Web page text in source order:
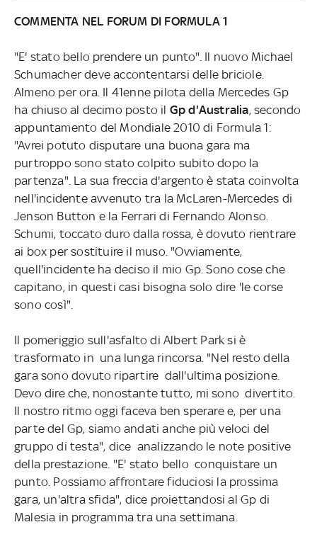
COMMENTA NEL FORUM DI FORMULA 1
"E' stato bello prendere un punto". Il nuovo Michael
Schumacher deve accontentarsi delle briciole.
Almeno per ora. Il 41enne pilota della Mercedes Gp
ha chiuso al decimo posto il Gp d'Australia, secondo
appuntamento del Mondiale 2010 di Formula 1:
"Avrei potuto disputare una buona gara ma
purtroppo sono stato colpito subito dopo la
partenza". La sua freccia d'argento è stata coinvolta
nell'incidente avvenuto tra la McLaren-Mercedes di
Jenson Button e la Ferrari di Fernando Alonso.
Schumi, toccato duro dalla rossa, è dovuto rientrare
ai box per sostituire il muso. "Ovviamente,
quell'incidente ha deciso il mio Gp. Sono cose che
capitano, in questi casi bisogna solo dire 'le corse
sono così".
Il pomeriggio sull'asfalto di Albert Park si è
trasformato in una lunga rincorsa. "Nel resto della
gara sono dovuto ripartire dall'ultima posizione.
Devo dire che, nonostante tutto, mi sono divertito.
Il nostro ritmo oggi faceva ben sperare e, per una
parte del Gp, siamo andati anche più veloci del
gruppo di testa", dice analizzando le note positive
della prestazione. "E' stato bello conquistare un
punto. Possiamo affrontare fiduciosi la prossima
gara, un'altra sfida", dice proiettandosi al Gp di
Malesia in programma tra una settimana.